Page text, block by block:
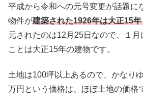
平成から令和への元号変更が話題に
物件が建築された1926年は大正15
元されたのは12月25日なので、１月
ことは大正15年の建物です。
土地は100坪以上あるので、かなり
万円という価格は、ほぼ土地の価格